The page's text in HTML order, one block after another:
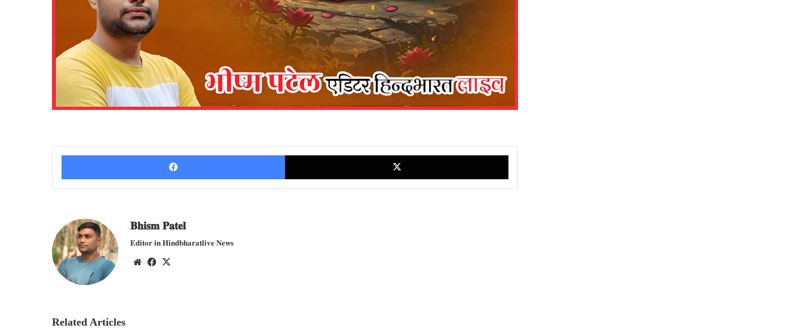
Facebook
𝐁𝐡𝐢𝐬𝐦 𝐏𝐚𝐭𝐞𝐥
𝐄𝐝𝐢𝐭𝐨𝐫 𝐢𝐧 𝐇𝐢𝐧𝐝𝐛𝐡𝐚𝐫𝐚𝐭𝐥𝐢𝐯𝐞 𝐍𝐞𝐰𝐬
We
Fac
Related Articles